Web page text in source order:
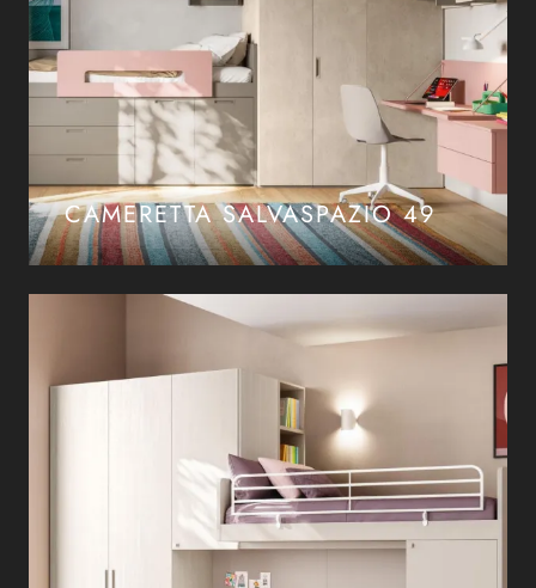
CAMERETTA SALVASPAZIO 49